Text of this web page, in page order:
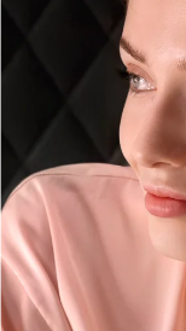
FAQ™ Pure
BREAKING
issa™ Teeth
Idioma
Français
Polski
Türkçe